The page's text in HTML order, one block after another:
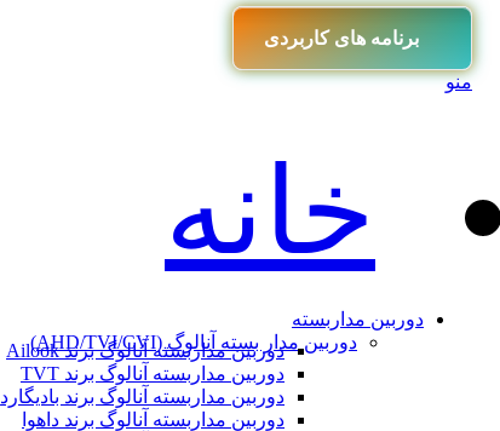
برنامه های کاربردی
منو
خانه
دوربین مداربسته
دوربین مدار بسته آنالوگ (AHD/TVI/CVI)
دوربین مداربسته آنالوگ برند Ailook
دوربین مداربسته آنالوگ برند TVT
دوربین مداربسته آنالوگ برند بادیگارد
دوربین مداربسته آنالوگ برند داهوا